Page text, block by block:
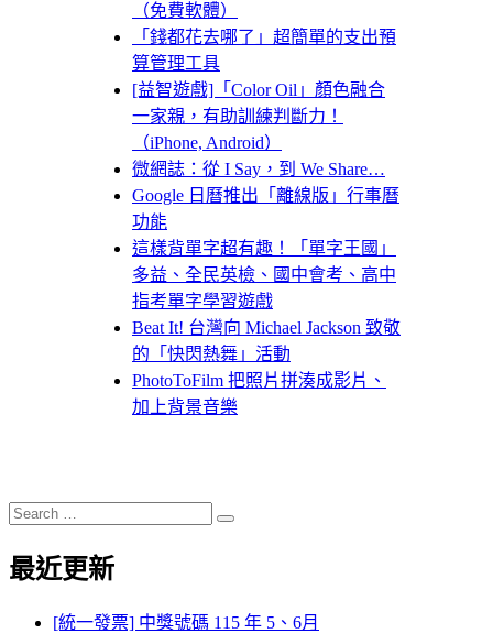
（免費軟體）
「錢都花去哪了」超簡單的支出預
算管理工具
[益智遊戲]「Color Oil」顏色融合
一家親，有助訓練判斷力！
（iPhone, Android）
微網誌：從 I Say，到 We Share…
Google 日曆推出「離線版」行事曆
功能
這樣背單字超有趣！「單字王國」
多益、全民英檢、國中會考、高中
指考單字學習遊戲
Beat It! 台灣向 Michael Jackson 致敬
的「快閃熱舞」活動
PhotoToFilm 把照片拼湊成影片、
加上背景音樂
Search
for:
Search
最近更新
[統一發票] 中獎號碼 115 年 5、6月